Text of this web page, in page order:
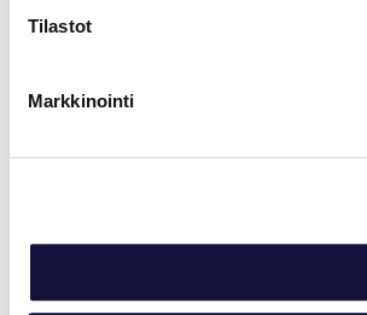
Tilastot
Markkinointi